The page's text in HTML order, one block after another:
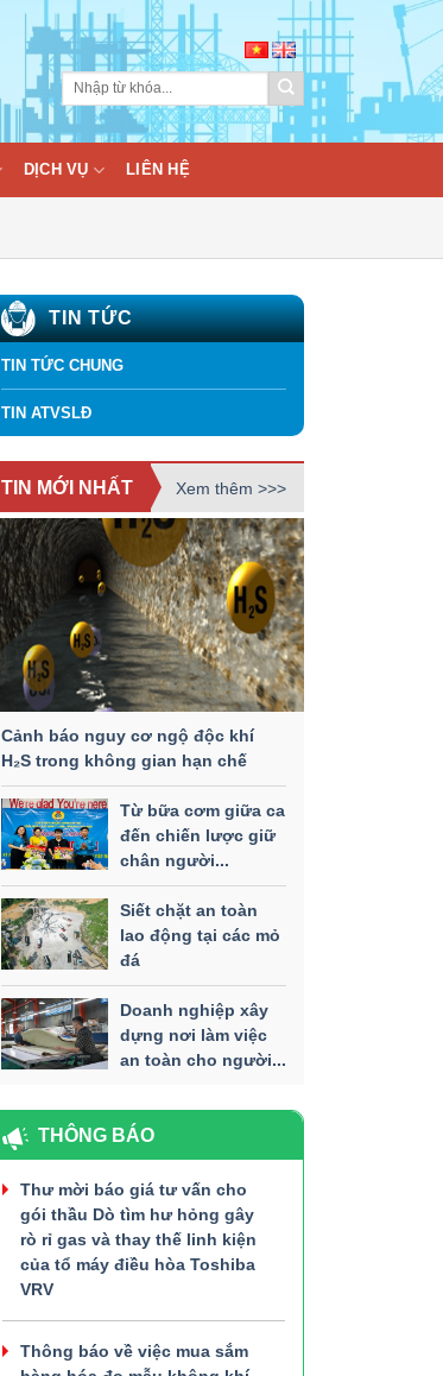
DỊCH VỤ LIÊN HỆ
TIN TỨC
TIN TỨC CHUNG
TIN ATVSLĐ
TIN MỚI NHẤT Xem thêm >>>
Cảnh báo nguy cơ ngộ độc khí
H₂S trong không gian hạn chế
Từ bữa cơm giữa ca
đến chiến lược giữ
chân người...
Siết chặt an toàn
lao động tại các mỏ
đá
Doanh nghiệp xây
dựng nơi làm việc
an toàn cho người...
THÔNG BÁO
Thư mời báo giá tư vấn cho
gói thầu Dò tìm hư hỏng gây
rò rỉ gas và thay thế linh kiện
của tổ máy điều hòa Toshiba
VRV
Thông báo về việc mua sắm